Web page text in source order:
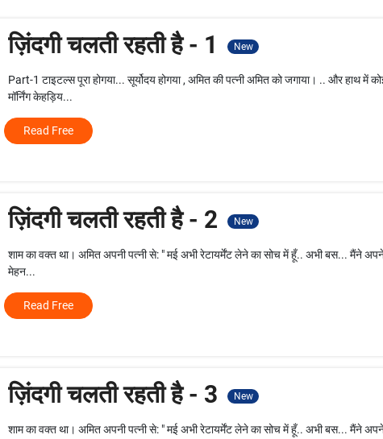
ज़िंदगी चलती रहती है - 1 New
Part-1 टाइटल्स पूरा होगया... सूर्योदय होगया , अमित की पत्नी अमित को जगाया। .. और हाथ में
मॉर्निंग केहड़िय...
Read Free
ज़िंदगी चलती रहती है - 2 New
शाम का वक्त था। अमित अपनी पत्नी से: " मई अभी रेटायर्मेंट लेने का सोच में हूँ.. अभी बस... मैंने
मेहन...
Read Free
ज़िंदगी चलती रहती है - 3 New
शाम का वक्त था। अमित अपनी पत्नी से: " मई अभी रेटायर्मेंट लेने का सोच में हूँ.. अभी बस... मैंने